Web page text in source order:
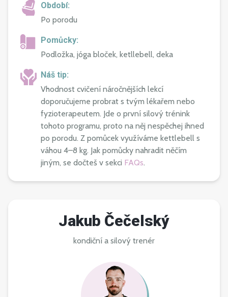
Období:
Po porodu
Pomůcky:
Podložka, jóga bloček, ketllebell, deka
Náš tip:
Vhodnost cvičení náročnějších lekcí
doporučujeme probrat s tvým lékařem nebo
fyzioterapeutem. Jde o první silový trénink
tohoto programu, proto na něj nespěchej ihned
po porodu. Z pomůcek využíváme kettlebell s
váhou 4–⁠⁠⁠⁠⁠⁠8 kg. Jak pomůcky nahradit něčím
jiným, se dočteš v sekci FAQs.
Jakub Čečelský
kondiční a silový trenér